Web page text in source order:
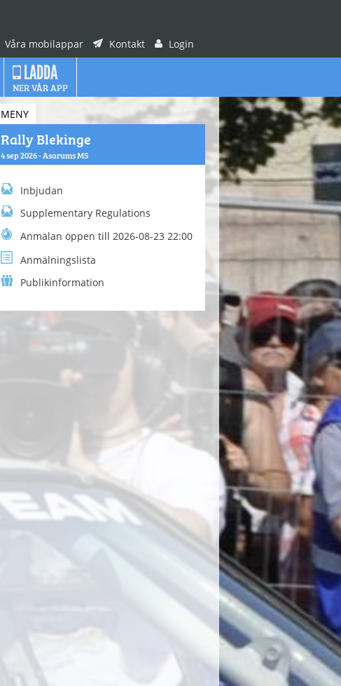
Våra mobilappar Kontakt Login
LADDA
NER VÅR APP
MENY
Rally Blekinge
4 sep 2026 - Asarums MS
Inbjudan
Supplementary Regulations
Anmälan öppen till 2026-08-23 22:00
Anmälningslista
Publikinformation